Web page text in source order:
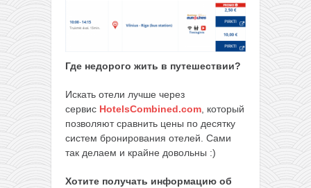
Где недорого жить в путешествии?
Искать отели лучше через
сервис HotelsCombined.com , который
позволяют сравнить цены по десятку
систем бронирования отелей. Сами
так делаем и крайне довольны :)
Хотите получать информацию об